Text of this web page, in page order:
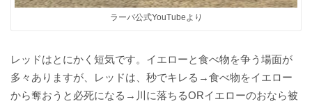
ラーバ公式YouTubeより
レッドはとにかく短気です。イエローと食べ物を争う場面が
多々ありますが、レッドは、秒でキレる→食べ物をイエロー
から奪おうと必死になる→川に落ちるORイエローのおなら被